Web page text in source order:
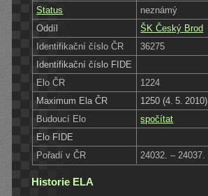
Status
neznámý
Oddíl
ŠK Český Brod
Identifikační číslo ČR
36275
Identifikační číslo FIDE
Elo ČR
1224
Maximum Ela ČR
1250 (4. 5. 2010)
Budoucí Elo
spočítat
Elo FIDE
Pořadí v ČR
24032. – 24037.
Historie ELA